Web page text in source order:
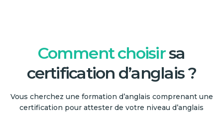
Comment choisirsa
certification d’anglais ?
Vous cherchez une formation d’anglais comprenant une
certification pour attester de votre niveau d’anglais